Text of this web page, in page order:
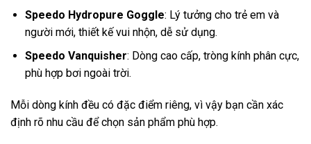
Speedo Hydropure Goggle: Lý tưởng cho trẻ em và
người mới, thiết kế vui nhộn, dễ sử dụng.
Speedo Vanquisher: Dòng cao cấp, tròng kính phân cực,
phù hợp bơi ngoài trời.
Mỗi dòng kính đều có đặc điểm riêng, vì vậy bạn cần xác
định rõ nhu cầu để chọn sản phẩm phù hợp.